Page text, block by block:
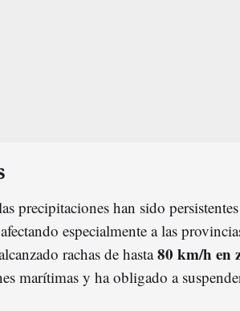
precipitaciones han sido
especialmente a las
rachas de hasta80 km/h en
marítimas y ha obligado a